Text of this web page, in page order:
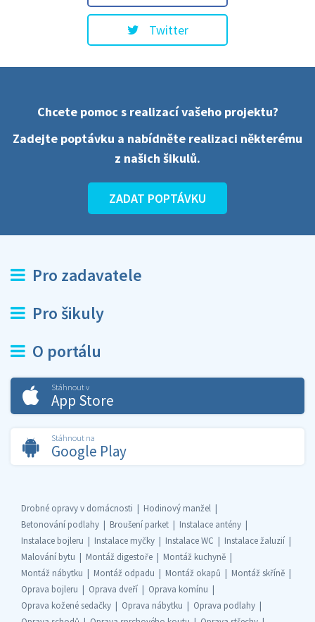
Twitter
Chcete pomoc s realizací vašeho projektu?
Zadejte poptávku a nabídněte realizaci některému
z našich šikulů.
ZADAT POPTÁVKU
Pro zadavatele
Pro šikuly
O portálu
Stáhnout v
App Store
Stáhnout na
Google Play
Drobné opravy v domácnosti
Hodinový manžel
Betonování podlahy
Broušení parket
Instalace antény
Instalace bojleru
Instalace myčky Instalace WC
Instalace žaluzií
Malování bytu
Montáž digestoře
Montáž kuchyně
Montáž nábytku
Montáž odpadu Montáž okapů
Montáž skříně
Oprava bojleru
Oprava dveří
Oprava komínu
Oprava kožené sedačky
Oprava nábytku
Oprava podlahy